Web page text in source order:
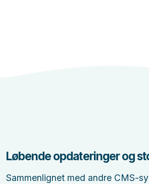
Løbende opdateringer og
Sammenlignet med andre CMS-